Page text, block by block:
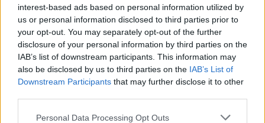
interest-based ads based on personal information utilized by
us or personal information disclosed to third parties prior to
your opt-out. You may separately opt-out of the further
disclosure of your personal information by third parties on the
IAB’s list of downstream participants. This information may
also be disclosed by us to third parties on the IAB’s List of
Downstream Participants that may further disclose it to other
Please note that this website/app uses one or more Google
Personal Data Processing Opt Outs
Η αξιολόγησή σας*